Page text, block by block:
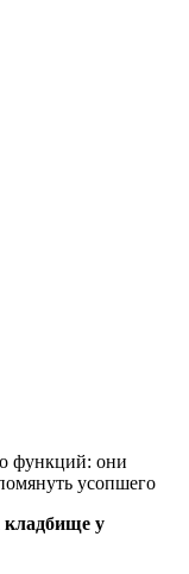
функций: они
усопшего
кладбище у